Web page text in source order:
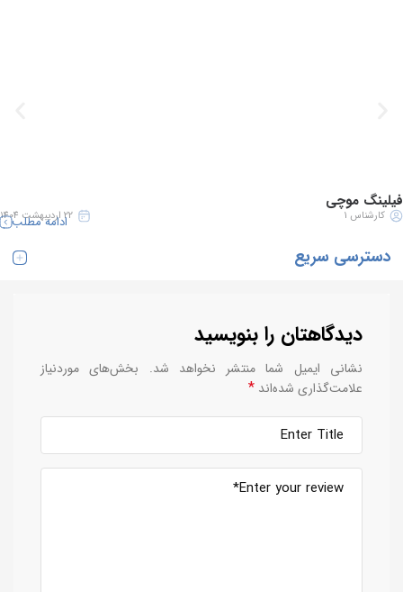
فیلینگ موچی
کارشناس 1 22 اردیبهشت 1404ادامه مطلب
دسترسی سریع
دیدگاهتان را بنویسید
نشانی ایمیل شما منتشر نخواهد شد.
بخش‌های موردنیاز
علامت‌گذاری شده‌اند *